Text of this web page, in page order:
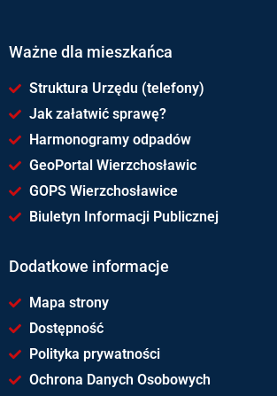
Ważne dla mieszkańca
Struktura Urzędu (telefony)
Jak załatwić sprawę?
Harmonogramy odpadów
GeoPortal Wierzchosławic
GOPS Wierzchosławice
Biuletyn Informacji Publicznej
Dodatkowe informacje
Mapa strony
Dostępność
Polityka prywatności
Ochrona Danych Osobowych